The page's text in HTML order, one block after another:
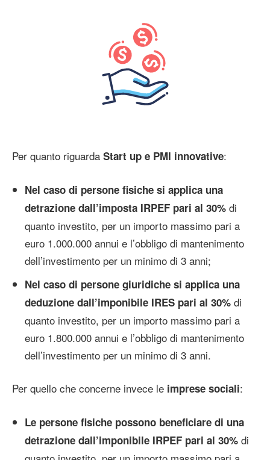
Per quanto riguarda Start up e PMI innovative:
Nel caso di persone fisiche si applica una
detrazione dall’imposta IRPEF pari al 30% di
quanto investito, per un importo massimo pari a
euro 1.000.000 annui e l’obbligo di mantenimento
dell’investimento per un minimo di 3 anni;
Nel caso di persone giuridiche si applica una
deduzione dall’imponibile IRES pari al 30% di
quanto investito, per un importo massimo pari a
euro 1.800.000 annui e l’obbligo di mantenimento
dell’investimento per un minimo di 3 anni.
Per quello che concerne invece le imprese sociali:
Le persone fisiche possono beneficiare di una
detrazione dall’imponibile IRPEF pari al 30% di